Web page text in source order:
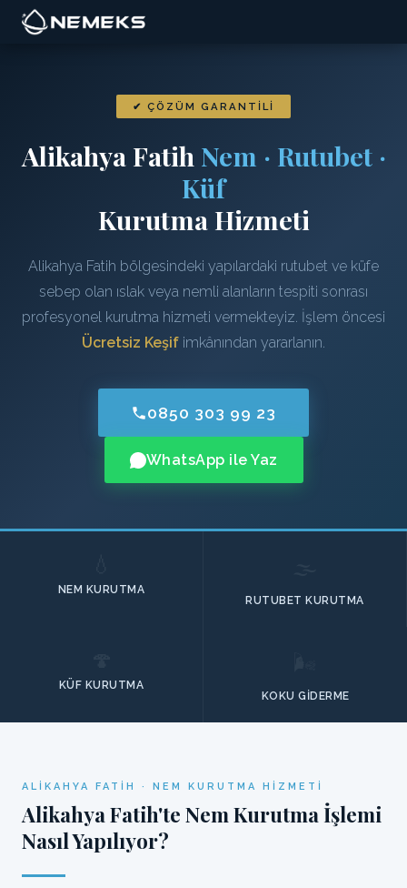
✔ ÇÖZÜM GARANTILI
Alikahya Fatih Nem · Rutubet ·
Küf
Kurutma Hizmeti
Alikahya Fatih bölgesindeki yapılardaki rutubet ve küfe
sebep olan ıslak veya nemli alanların tespiti sonrası
profesyonel kurutma hizmeti vermekteyiz. İşlem öncesi
Ücretsiz Keşif imkânından yararlanın.
0850 303 99 23
WhatsApp ile Yaz
NEM KURUTMA
RUTUBET KURUTMA
KÜF KURUTMA
KOKU GIDERME
ALIKAHYA FATIH · NEM KURUTMA HIZMETI
Alikahya Fatih'te Nem Kurutma İşlemi
Nasıl Yapılıyor?